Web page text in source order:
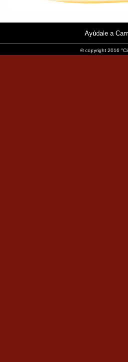
Ayúdale a
© copyright 2016